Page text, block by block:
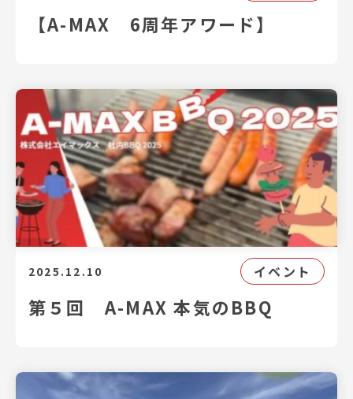
【A-MAX 6周年アワード】
2025.12.10 イベント
第５回 A-MAX 本気のBBQ